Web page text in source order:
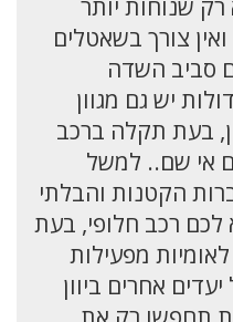
שנוחות יותר
צורך בשאטלים
סביב השדה
יש גם מגוון
בעת תקלה ברכב
אי שם.. למשל
הקטנות והבלתי
לכם רכב חלופי, בעת
מפעילות
אחרים ביוון